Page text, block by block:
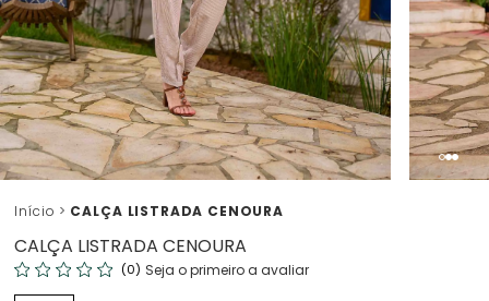
Início CALÇA LISTRADA CENOURA
CALÇA LISTRADA CENOURA
(0) Seja o primeiro a avaliar